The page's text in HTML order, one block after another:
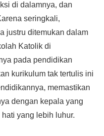
di dalamnya, dan
seringkali,
justru ditemukan dalam
Katolik di
pada pendidikan
kurikulum tak tertulis ini
memastikan
dengan kepala yang
yang lebih luhur.